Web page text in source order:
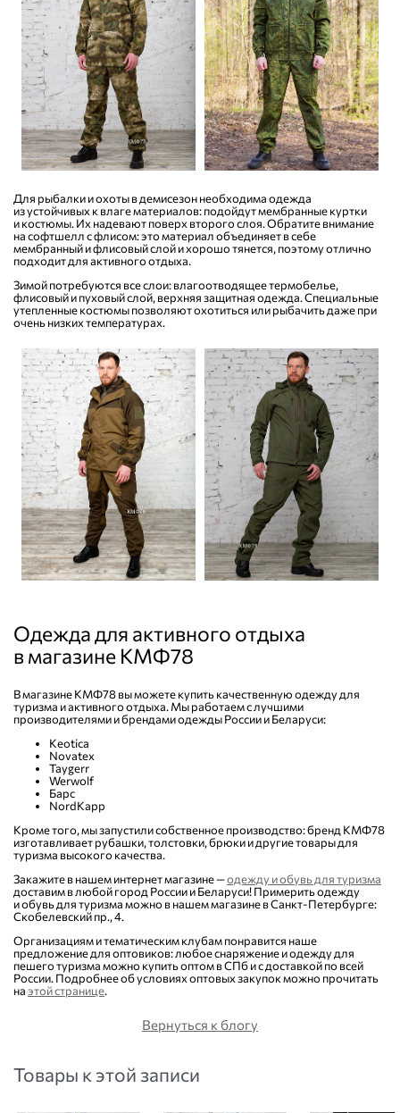
Для рыбалки и охоты в демисезон необходима одежда
из устойчивых к влаге материалов: подойдут мембранные куртки
и костюмы. Их надевают поверх второго слоя. Обратите внимание
на софтшелл с флисом: это материал объединяет в себе
мембранный и флисовый слой и хорошо тянется, поэтому отлично
подходит для активного отдыха.
Зимой потребуются все слои: влагоотводящее термобелье,
флисовый и пуховый слой, верхняя защитная одежда. Специальные
утепленные костюмы позволяют охотиться или рыбачить даже при
очень низких температурах.
Одежда для активного отдыха
в магазине КМФ78
В магазине КМФ78 вы можете купить качественную одежду для
туризма и активного отдыха. Мы работаем с лучшими
производителями и брендами одежды России и Беларуси:
Keotica
Novatex
Taygerr
Werwolf
Барс
NordKapp
Кроме того, мы запустили собственное производство: бренд КМФ78
изготавливает рубашки, толстовки, брюки и другие товары для
туризма высокого качества.
Закажите в нашем интернет магазине —одежду и обувь для туризма
доставим в любой город России и Беларуси! Примерить одежду
и обувь для туризма можно в нашем магазине вСанкт-Петербурге:
Скобелевский пр., 4.
Организациям и тематическим клубам понравится наше
предложение для оптовиков: любое снаряжение и одежду для
пешего туризма можно купить оптом в СПб и с доставкой по всей
России. Подробнее об условиях оптовых закупок можно прочитать
наэтой странице.
Вернуться к блогу
Товары к этой записи